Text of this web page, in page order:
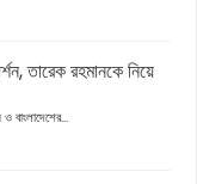
তারেক রহমানকে নিয়ে
বাংলাদেশের...